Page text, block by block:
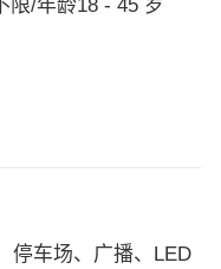
限/年龄18 - 45 岁
停车场、广播、LED